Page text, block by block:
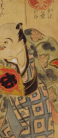
COMPANY